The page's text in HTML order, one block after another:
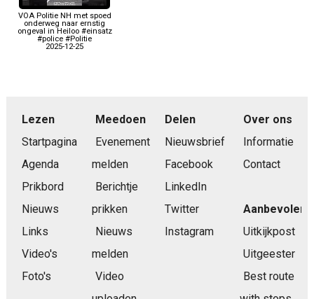
VOA Politie NH met spoed
onderweg naar ernstig
ongeval in Heiloo #einsatz
#police #Politie
2025-12-25
Lezen
Startpagina
Agenda
Prikbord
Nieuws
Links
Video's
Foto's
Meedoen
Evenement
melden
Berichtje
prikken
Nieuws
melden
Video
Delen
Nieuwsbrief
Facebook
LinkedIn
Twitter
Instagram
Over ons
Informatie
Contact
Aanbevolen
Uitkijkpost
Uitgeester
Best route